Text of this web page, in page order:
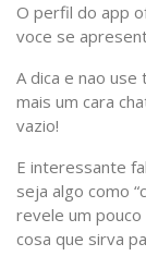
O perfil do app
voce se
A dica e nao
mais um cara
vazio!
E interessante
seja algo como
revele um
cosa que sirva